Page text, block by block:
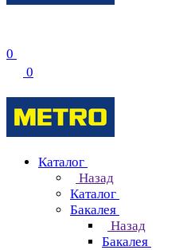
0
0
Каталог
Назад
Каталог
Бакалея
Назад
Бакалея